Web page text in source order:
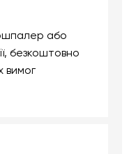
або
безкоштовно
вимог